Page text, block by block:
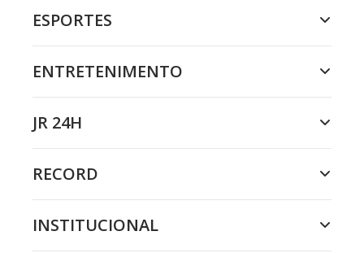
ESPORTES
ENTRETENIMENTO
JR 24H
RECORD
INSTITUCIONAL